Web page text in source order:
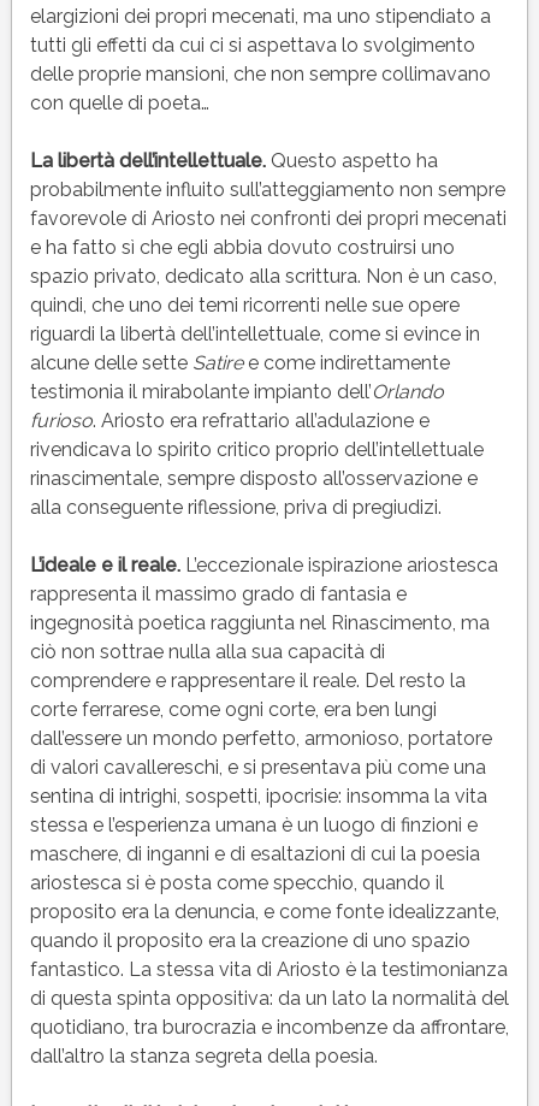
elargizioni dei propri mecenati, ma uno stipendiato a
tutti gli effetti da cui ci si aspettava lo svolgimento
delle proprie mansioni, che non sempre collimavano
con quelle di poeta…
La libertà dell’intellettuale.Questo aspetto ha
probabilmente influito sull’atteggiamento non sempre
favorevole di Ariosto nei confronti dei propri mecenati
e ha fatto sì che egli abbia dovuto costruirsi uno
spazio privato, dedicato alla scrittura. Non è un caso,
quindi, che uno dei temi ricorrenti nelle sue opere
riguardi la libertà dell’intellettuale, come si evince in
alcune delle sette Satiree come indirettamente
testimonia il mirabolante impianto dell’Orlando
furioso. Ariosto era refrattario all’adulazione e
rivendicava lo spirito critico proprio dell’intellettuale
rinascimentale, sempre disposto all’osservazione e
alla conseguente riflessione, priva di pregiudizi.
L’ideale e il reale.L’eccezionale ispirazione ariostesca
rappresenta il massimo grado di fantasia e
ingegnosità poetica raggiunta nel Rinascimento, ma
ciò non sottrae nulla alla sua capacità di
comprendere e rappresentare il reale. Del resto la
corte ferrarese, come ogni corte, era ben lungi
dall’essere un mondo perfetto, armonioso, portatore
di valori cavallereschi, e si presentava più come una
sentina di intrighi, sospetti, ipocrisie: insomma la vita
stessa e l’esperienza umana è un luogo di finzioni e
maschere, di inganni e di esaltazioni di cui la poesia
ariostesca si è posta come specchio, quando il
proposito era la denuncia, e come fonte idealizzante,
quando il proposito era la creazione di uno spazio
fantastico. La stessa vita di Ariosto è la testimonianza
di questa spinta oppositiva: da un lato la normalità del
quotidiano, tra burocrazia e incombenze da affrontare,
dall’altro la stanza segreta della poesia.